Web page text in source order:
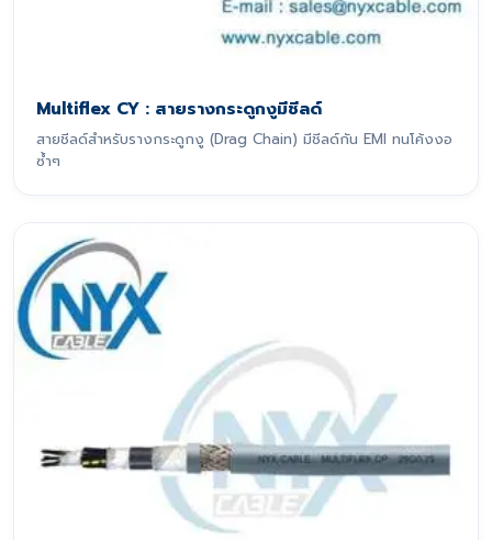
Multiflex CY : สายรางกระดูกงูมีชีลด์
สายชีลด์สำหรับรางกระดูกงู (Drag Chain) มีชีลด์กัน EMI ทนโค้งงอ
ซ้ำๆ